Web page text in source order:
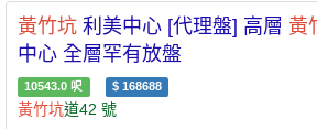
黃竹坑 利美中心 [代理盤] 高層 黃
中心 全層罕有放盤
10543.0 呎 $ 168688
黃竹坑道42 號